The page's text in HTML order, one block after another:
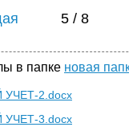
5 / 8
в папке новая
2.docx
3.docx